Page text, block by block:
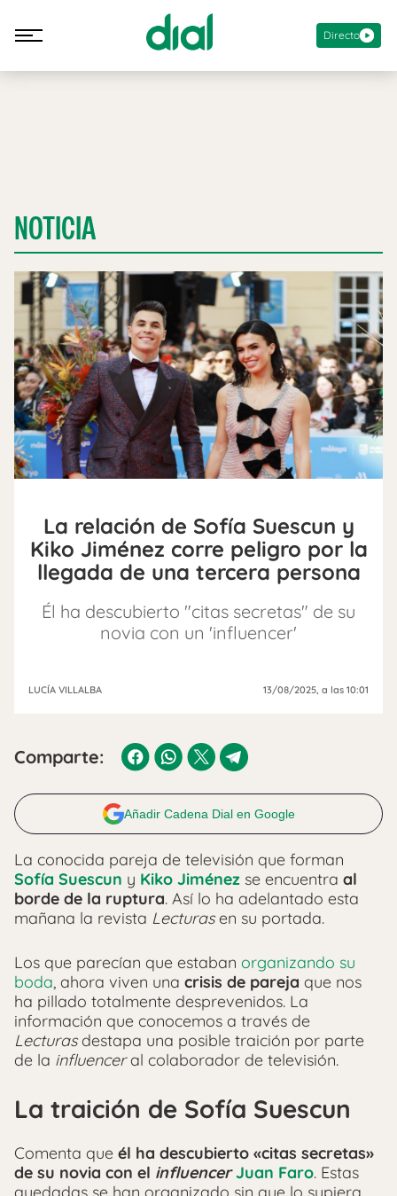
Directo
NOTICIA
La relación de Sofía Suescun y
Kiko Jiménez corre peligro por la
llegada de una tercera persona
Él ha descubierto "citas secretas" de su
novia con un 'influencer'
LUCÍA VILLALBA 13/08/2025, a las 10:01
Comparte:
Añadir Cadena Dial en Google
La conocida pareja de televisión que forman
Sofía Suescun y Kiko Jiménez se encuentra al
borde de la ruptura. Así lo ha adelantado esta
mañana la revista Lecturasen su portada.
Los que parecían que estaban organizando su
boda, ahora viven una crisis de pareja que nos
ha pillado totalmente desprevenidos. La
información que conocemos a través de
Lecturasdestapa una posible traición por parte
de la influenceral colaborador de televisión.
La traición de Sofía Suescun
Comenta que él ha descubierto «citas secretas»
de su novia con el influencer Juan Faro. Estas